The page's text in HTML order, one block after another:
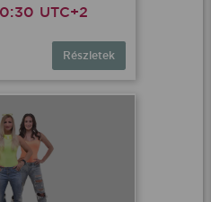
UTC+2
Részletek